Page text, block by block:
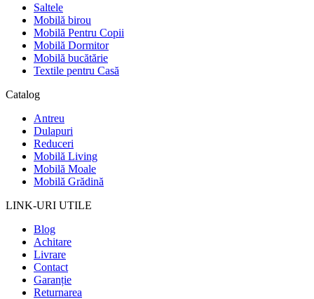
Saltele
Mobilă birou
Mobilă Pentru Copii
Mobilă Dormitor
Mobilă bucătărie
Textile pentru Casă
Catalog
Antreu
Dulapuri
Reduceri
Mobilă Living
Mobilă Moale
Mobilă Grădină
LINK-URI UTILE
Blog
Achitare
Livrare
Contact
Garanție
Returnarea